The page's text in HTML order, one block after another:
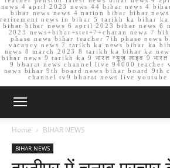
news 4 april 2023 news 44 bihar news 4
bihar news news 4 nation bihar bihar
retirement news in bihar 5 tarikh ka bihar ka
bihar bihar news 6 april 2023 bihar news 6
2023 news+bihar+stet+7+charan news 7
phase news bihar teacher 7th phase news
vacancy news 7 tarikh ka news bihar ka
news 8 march 2023 8 tarikh ka bihar ka
bihar news 9 tarikh ka 9 भारत न्यूज़ लाइव 9
9 bharat news channel live 94000 teacher
news bihar 9th board news bihar board 9th
channel tv9 bharat news live youtube
Home BIHAR NEWS
BIHAR NEWS